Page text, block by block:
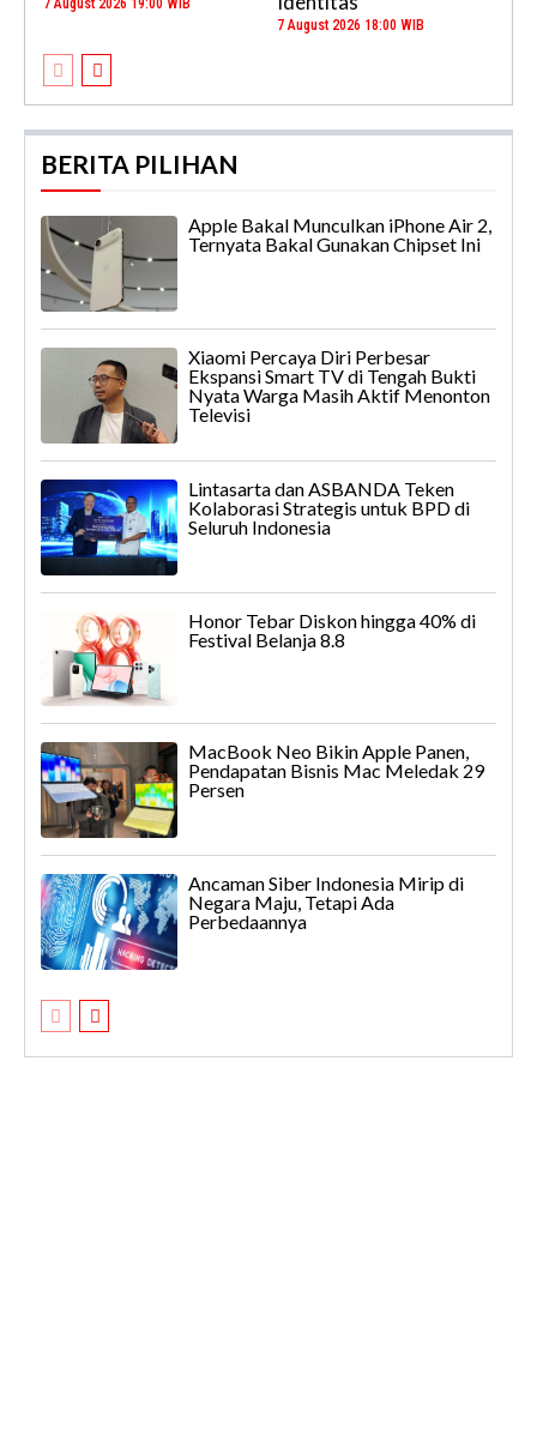
7 August 2026 19:00 WIB
7 August 2026 18:00 WIB
BERITA PILIHAN
Apple Bakal Munculkan iPhone Air 2,
Ternyata Bakal Gunakan Chipset Ini
Xiaomi Percaya Diri Perbesar
Ekspansi Smart TV di Tengah Bukti
Nyata Warga Masih Aktif Menonton
Televisi
Lintasarta dan ASBANDA Teken
Kolaborasi Strategis untuk BPD di
Seluruh Indonesia
Honor Tebar Diskon hingga 40% di
Festival Belanja 8.8
MacBook Neo Bikin Apple Panen,
Pendapatan Bisnis Mac Meledak 29
Persen
Ancaman Siber Indonesia Mirip di
Negara Maju, Tetapi Ada
Perbedaannya